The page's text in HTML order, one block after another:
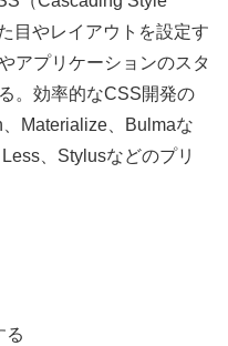
目やレイアウトを設定す
アプリケーションのスタ
。効率的なCSS開発の
Materialize、Bulmaな
、Stylusなどのプリ
る